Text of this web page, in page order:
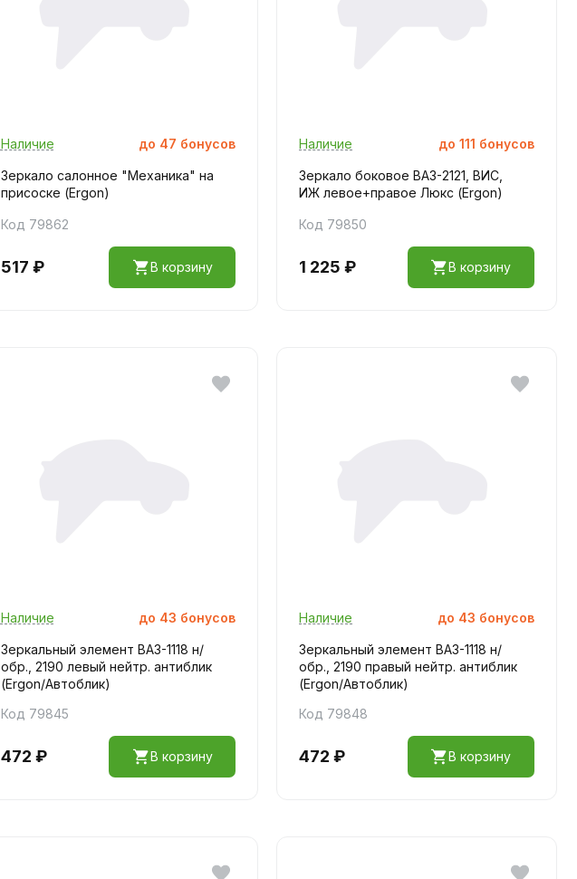
Наличие до 47 бонусов
Зеркало салонное "Механика" на
присоске (Ergon)
Код 79862
517 ₽ В корзину
Наличие до 111 бонусов
Зеркало боковое ВАЗ-2121, ВИС,
ИЖ левое+правое Люкс (Ergon)
Код 79850
1 225 ₽ В корзину
Наличие до 43 бонусов
Зеркальный элемент ВАЗ-1118 н/
обр., 2190 левый нейтр. антиблик
(Ergon/Автоблик)
Код 79845
472 ₽ В корзину
Наличие до 43 бонусов
Зеркальный элемент ВАЗ-1118 н/
обр., 2190 правый нейтр. антиблик
(Ergon/Автоблик)
Код 79848
472 ₽ В корзину